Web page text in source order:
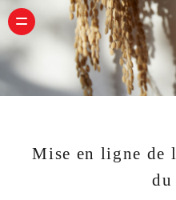
Mise en ligne de
du